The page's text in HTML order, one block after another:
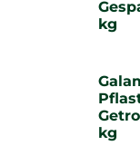
kg
kg